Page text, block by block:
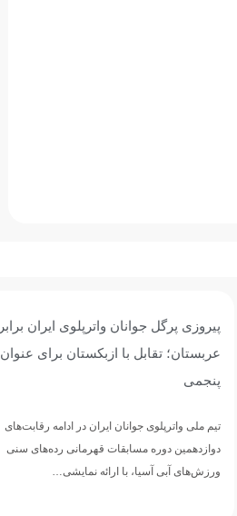
پیروزی پرگل جوانان واترپلوی ایران برابر
عربستان؛ تقابل با ازبکستان برای عنوان
پنجمی
تیم ملی واترپلوی جوانان ایران در ادامه رقابت‌های
دوازدهمین دوره مسابقات قهرمانی رده‌های سنی
ورزش‌های آبی آسیا، با ارائه نمایشی…